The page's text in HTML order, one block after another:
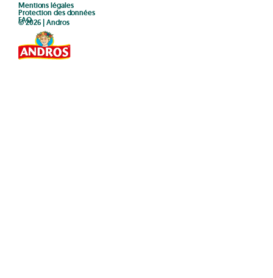
© 2026 | Andros
Mentions légales
Protection des données
FAQ